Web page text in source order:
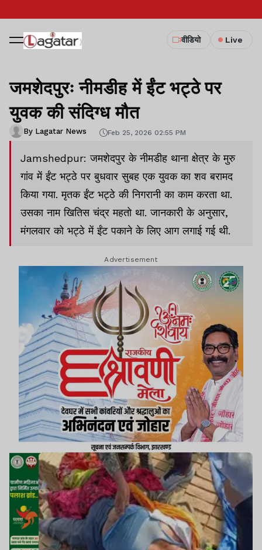
वीडियो Live
जमशेदपुरः नीमडीह में ईंट भट्ठे पर
युवक की संदिग्ध मौत
By Lagatar News Feb 25, 2026 02:55 PM
Jamshedpur: जमशेदपुर के नीमडीह थाना क्षेत्र के मुरु
गांव में ईंट भट्ठे पर बुधवार सुबह एक युवक का शव बरामद
किया गया. मृतक ईंट भट्ठे की निगरानी का काम करता था.
उसका नाम खितिस चंद्र महतो था. जानकारी के अनुसार,
मंगलवार को भट्ठे में ईंट पकाने के लिए आग लगाई गई थी.
Advertisement